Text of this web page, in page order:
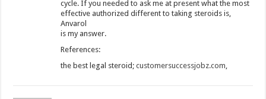
cycle. If you needed to ask me at present what the most
effective authorized different to taking steroids is,
Anvarol
is my answer.
References:
the best legal steroid;customersuccessjobz.com,